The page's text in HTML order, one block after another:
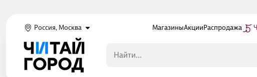
Россия, Москва МагазиныАкцииРаспродажа